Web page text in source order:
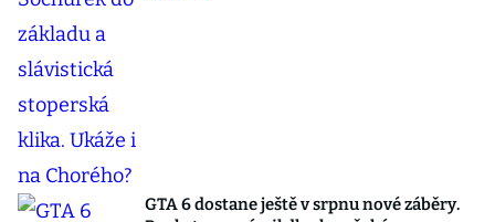
GTA 6 dostane ještě v srpnu nové záběry.